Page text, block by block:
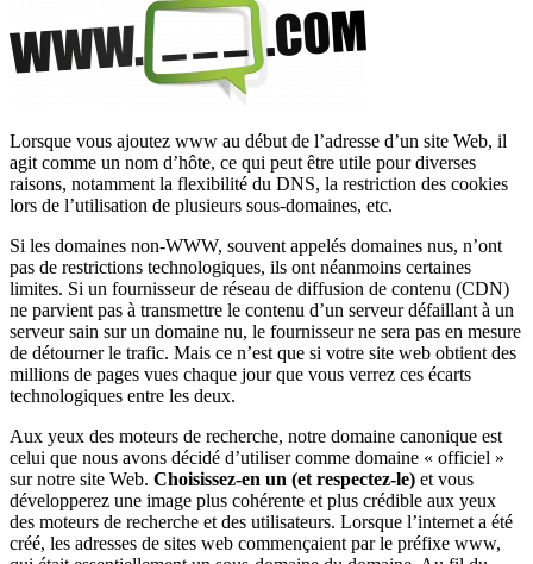
Lorsque vous ajoutez www au début de l’adresse d’un site Web, il
agit comme un nom d’hôte, ce qui peut être utile pour diverses
raisons, notamment la flexibilité du DNS, la restriction des cookies
lors de l’utilisation de plusieurs sous-domaines, etc.
Si les domaines non-WWW, souvent appelés domaines nus, n’ont
pas de restrictions technologiques, ils ont néanmoins certaines
limites. Si un fournisseur de réseau de diffusion de contenu (CDN)
ne parvient pas à transmettre le contenu d’un serveur défaillant à un
serveur sain sur un domaine nu, le fournisseur ne sera pas en mesure
de détourner le trafic. Mais ce n’est que si votre site web obtient des
millions de pages vues chaque jour que vous verrez ces écarts
technologiques entre les deux.
Aux yeux des moteurs de recherche, notre domaine canonique est
celui que nous avons décidé d’utiliser comme domaine « officiel »
sur notre site Web. Choisissez-en un (et respectez-le) et vous
développerez une image plus cohérente et plus crédible aux yeux
des moteurs de recherche et des utilisateurs. Lorsque l’internet a été
créé, les adresses de sites web commençaient par le préfixe www,